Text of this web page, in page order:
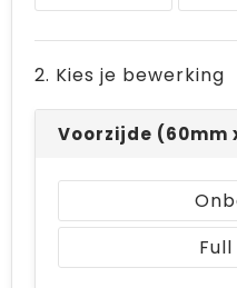
Bodywarmers
Ondergoed en Sokken
Jute tassen
Laptop hoezen en
Schoudertassen
2. Kies je bewerking
Voorzijde (60mm